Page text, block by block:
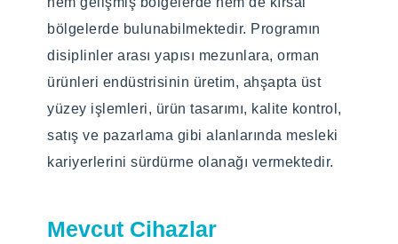
bölgelerde bulunabilmektedir. Programın
disiplinler arası yapısı mezunlara, orman
ürünleri endüstrisinin üretim, ahşapta üst
yüzey işlemleri, ürün tasarımı, kalite kontrol,
satış ve pazarlama gibi alanlarında mesleki
kariyerlerini sürdürme olanağı vermektedir.
Mevcut Cihazlar
from different engineering departments. It is
English, will enable graduates with good
skills in English and endowed with the ability
of research and development. The aim of the
from different engineering departments and